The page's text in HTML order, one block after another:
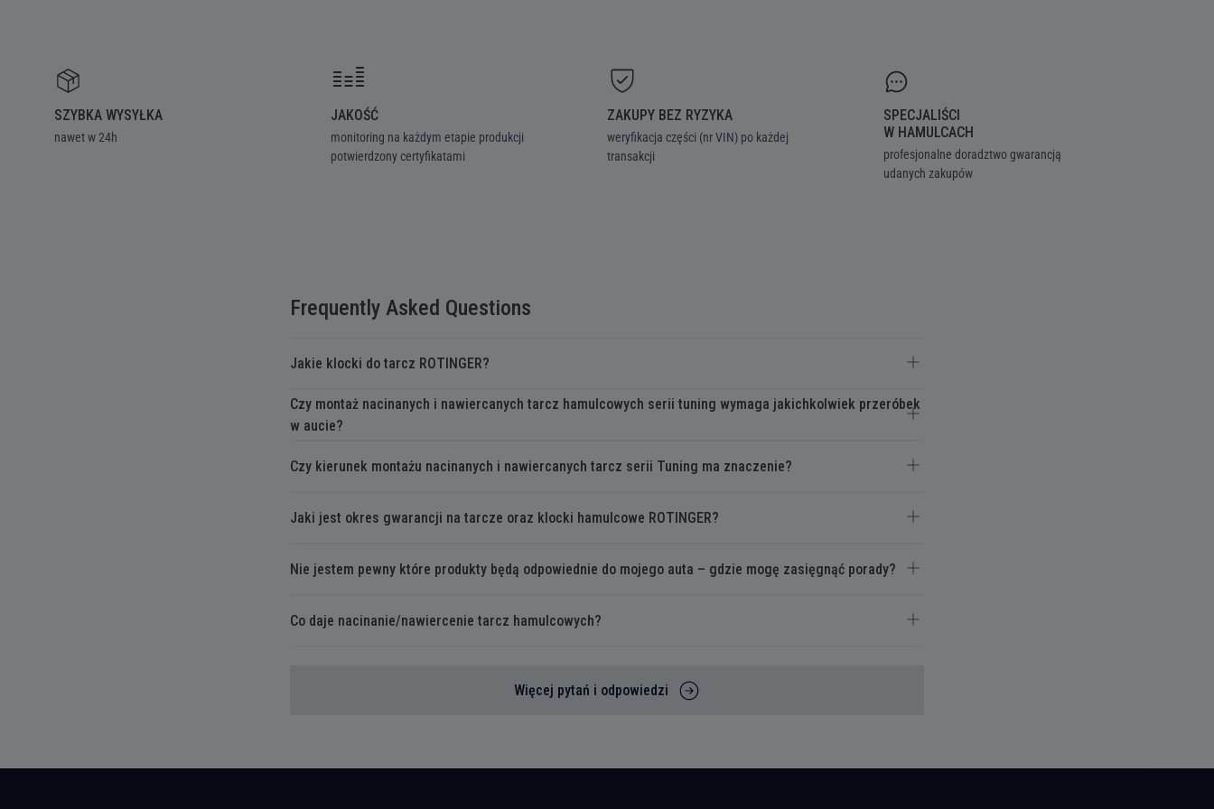
SZYBKA WYSYŁKA
nawet w 24h
JAKOŚĆ
monitoring na każdym etapie produkcji
potwierdzony certyfikatami
ZAKUPY BEZ RYZYKA
weryfikacja części (nr VIN) po każdej
transakcji
SPECJALIŚCI
W HAMULCACH
profesjonalne doradztwo gwarancją
udanych zakupów
Frequently Asked Questions
Jakie klocki do tarcz ROTINGER?
Czy montaż nacinanych i nawiercanych tarcz hamulcowych serii tuning wymaga jakichkolwiek przeróbek
w aucie?
Czy kierunek montażu nacinanych i nawiercanych tarcz serii Tuning ma znaczenie?
Jaki jest okres gwarancji na tarcze oraz klocki hamulcowe ROTINGER?
Nie jestem pewny które produkty będą odpowiednie do mojego auta – gdzie mogę zasięgnąć porady?
Co daje nacinanie/nawiercenie tarcz hamulcowych?
Więcej pytań i odpowiedzi